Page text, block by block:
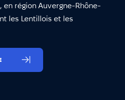
région Auvergne-Rhône-
les Lentillois et les